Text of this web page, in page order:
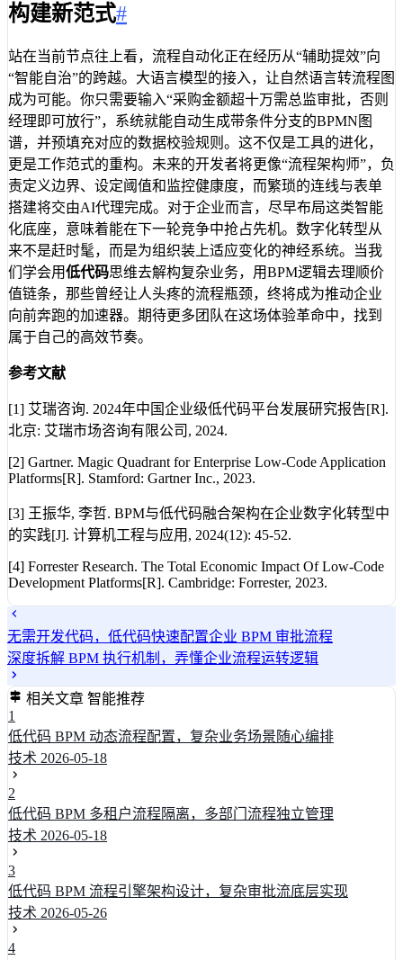
构建新范式#
站在当前节点往上看，流程自动化正在经历从“辅助提效”向
“智能自治”的跨越。大语言模型的接入，让自然语言转流程图
成为可能。你只需要输入“采购金额超十万需总监审批，否则
经理即可放行”，系统就能自动生成带条件分支的BPMN图
谱，并预填充对应的数据校验规则。这不仅是工具的进化，
更是工作范式的重构。未来的开发者将更像“流程架构师”，负
责定义边界、设定阈值和监控健康度，而繁琐的连线与表单
搭建将交由AI代理完成。对于企业而言，尽早布局这类智能
化底座，意味着能在下一轮竞争中抢占先机。数字化转型从
来不是赶时髦，而是为组织装上适应变化的神经系统。当我
们学会用低代码思维去解构复杂业务，用BPM逻辑去理顺价
值链条，那些曾经让人头疼的流程瓶颈，终将成为推动企业
向前奔跑的加速器。期待更多团队在这场体验革命中，找到
属于自己的高效节奏。
参考文献
[1] 艾瑞咨询. 2024年中国企业级低代码平台发展研究报告[R].
北京: 艾瑞市场咨询有限公司, 2024.
[2] Gartner. Magic Quadrant for Enterprise Low-Code Application
Platforms[R]. Stamford: Gartner Inc., 2023.
[3] 王振华, 李哲. BPM与低代码融合架构在企业数字化转型中
的实践[J]. 计算机工程与应用, 2024(12): 45-52.
[4] Forrester Research. The Total Economic Impact Of Low-Code
Development Platforms[R]. Cambridge: Forrester, 2023.
无需开发代码，低代码快速配置企业 BPM 审批流程
深度拆解 BPM 执行机制，弄懂企业流程运转逻辑
相关文章 智能推荐
1
低代码 BPM 动态流程配置，复杂业务场景随心编排
技术 2026-05-18
2
低代码 BPM 多租户流程隔离，多部门流程独立管理
技术 2026-05-18
3
低代码 BPM 流程引擎架构设计，复杂审批流底层实现
技术 2026-05-26
4